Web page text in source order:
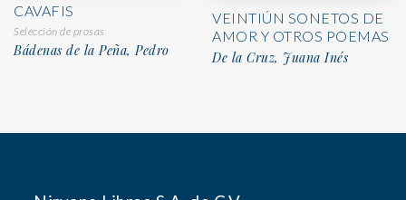
CAVAFIS
Selección de prosas
Bádenas de la Peña, Pedro
VEINTIÚN SONETOS DE
AMOR Y OTROS POEMAS
De la Cruz, Juana Inés